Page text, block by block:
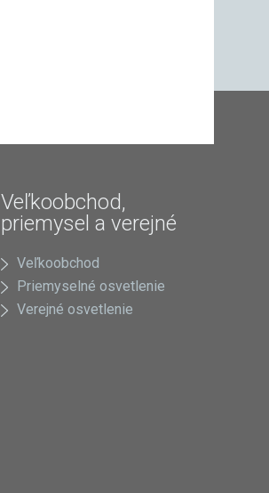
Veľkoobchod,
priemysel a verejné
Veľkoobchod
Priemyselné osvetlenie
Verejné osvetlenie